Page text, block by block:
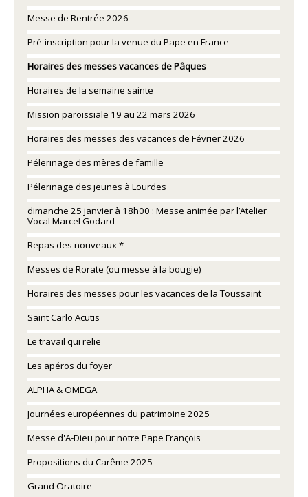
Messe de Rentrée 2026
Pré-inscription pour la venue du Pape en France
Horaires des messes vacances de Pâques
Horaires de la semaine sainte
Mission paroissiale 19 au 22 mars 2026
Horaires des messes des vacances de Février 2026
Pélerinage des mères de famille
Pélerinage des jeunes à Lourdes
dimanche 25 janvier à 18h00 : Messe animée par l’Atelier
Vocal Marcel Godard
Repas des nouveaux *
Messes de Rorate (ou messe à la bougie)
Horaires des messes pour les vacances de la Toussaint
Saint Carlo Acutis
Le travail qui relie
Les apéros du foyer
ALPHA & OMEGA
Journées européennes du patrimoine 2025
Messe d'A-Dieu pour notre Pape François
Propositions du Carême 2025
Grand Oratoire